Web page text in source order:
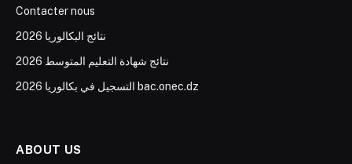
Contacter nous
نتائج البكالوريا 2026
نتائج شهادة التعليم المتوسط 2026
التسجيل في بكالوريا 2026 bac.onec.dz
ABOUT US